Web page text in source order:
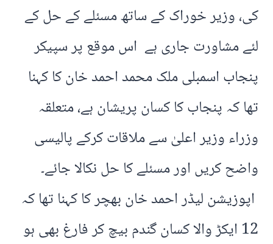
کی، وزیر خوراک کے ساتھ مسئلے کے حل کے
لئے مشاورت جاری ہے اس موقع پر سپیکر
پنجاب اسمبلی ملک محمد احمد خان کا کہنا
تھا کہ پنجاب کا کسان پریشان ہے، متعلقہ
وزراء وزیر اعلیٰ سے ملاقات کرکے پالیسی
واضح کریں اور مسئلے کا حل نکالا جائے۔
اپوزیشن لیڈر احمد خان بھچر کا کہنا تھا کہ
12 ایکڑ والا کسان گندم بیچ کر فارغ بھی ہو